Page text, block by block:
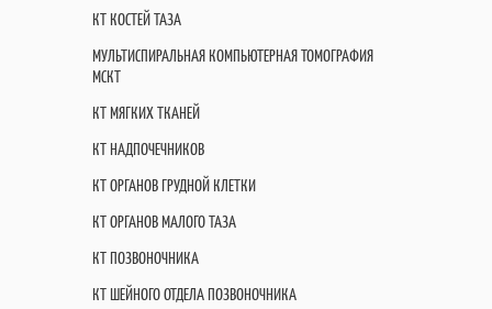
КТ КОСТЕЙ ТАЗА
МУЛЬТИСПИРАЛЬНАЯ КОМПЬЮТЕРНАЯ ТОМОГРАФИЯ
МСКТ
КТ МЯГКИХ ТКАНЕЙ
КТ НАДПОЧЕЧНИКОВ
КТ ОРГАНОВ ГРУДНОЙ КЛЕТКИ
КТ ОРГАНОВ МАЛОГО ТАЗА
КТ ПОЗВОНОЧНИКА
КТ ШЕЙНОГО ОТДЕЛА ПОЗВОНОЧНИКА